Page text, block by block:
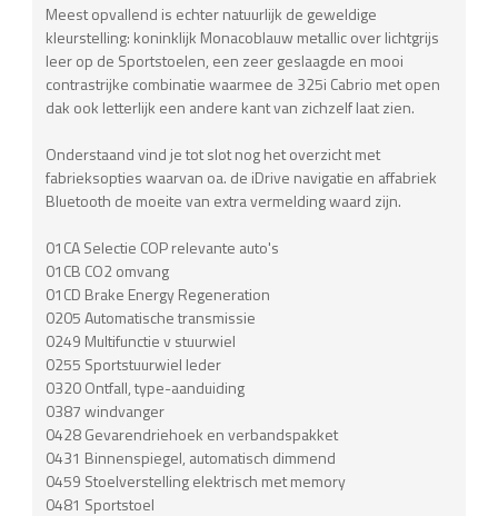
Meest opvallend is echter natuurlijk de geweldige
kleurstelling: koninklijk Monacoblauw metallic over lichtgrijs
leer op de Sportstoelen, een zeer geslaagde en mooi
contrastrijke combinatie waarmee de 325i Cabrio met open
dak ook letterlijk een andere kant van zichzelf laat zien.
Onderstaand vind je tot slot nog het overzicht met
fabrieksopties waarvan oa. de iDrive navigatie en affabriek
Bluetooth de moeite van extra vermelding waard zijn.
01CA Selectie COP relevante auto's
01CB CO2 omvang
01CD Brake Energy Regeneration
0205 Automatische transmissie
0249 Multifunctie v stuurwiel
0255 Sportstuurwiel leder
0320 Ontfall, type-aanduiding
0387 windvanger
0428 Gevarendriehoek en verbandspakket
0431 Binnenspiegel, automatisch dimmend
0459 Stoelverstelling elektrisch met memory
0481 Sportstoel